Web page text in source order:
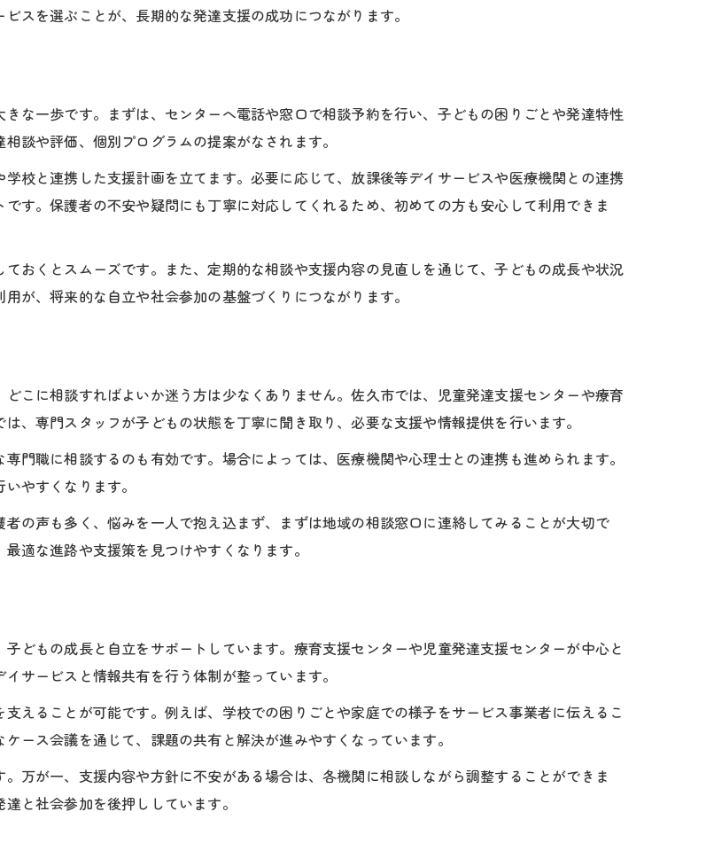
支援と放課後等デイサービス併用のコツ
発達障害相談とサポート体制とは
障害相談の流れと放課後等デイサービス活用法
市療育支援センターに相談するメリット
育て支援センターとの連携で広がる支援
情報から見る佐久市の支援現場の現状
心できる療育支援を見極めるコツ
情報が示す支援体制の信頼度の見極め方
後等デイサービス閉鎖リスクの確認方法
センター活用で広がる選択肢
久市療育支援センター活用で広がる支援の幅
障害児の家族が知るべき支援窓口まとめ
スを選ぶことが、長期的な発達支援の成功につながります。
な一歩です。まずは、センターへ電話や窓口で相談予約を行い、子どもの困りごとや発達特性
談や評価、個別プログラムの提案がなされます。
校と連携した支援計画を立てます。必要に応じて、放課後等デイサービスや医療機関との連携
す。保護者の不安や疑問にも丁寧に対応してくれるため、初めての方も安心して利用できま
おくとスムーズです。また、定期的な相談や支援内容の見直しを通じて、子どもの成長や状況
が、将来的な自立や社会参加の基盤づくりにつながります。
こに相談すればよいか迷う方は少なくありません。佐久市では、児童発達支援センターや療育
、専門スタッフが子どもの状態を丁寧に聞き取り、必要な支援や情報提供を行います。
門職に相談するのも有効です。場合によっては、医療機関や心理士との連携も進められます。
やすくなります。
の声も多く、悩みを一人で抱え込まず、まずは地域の相談窓口に連絡してみることが大切で
適な進路や支援策を見つけやすくなります。
どもの成長と自立をサポートしています。療育支援センターや児童発達支援センターが中心と
サービスと情報共有を行う体制が整っています。
えることが可能です。例えば、学校での困りごとや家庭での様子をサービス事業者に伝えるこ
ース会議を通じて、課題の共有と解決が進みやすくなっています。
万が一、支援内容や方針に不安がある場合は、各機関に相談しながら調整することができま
と社会参加を後押ししています。